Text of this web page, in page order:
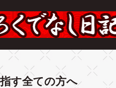
す全ての方へ